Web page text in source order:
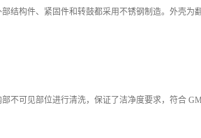
结构件、紧固件和转鼓都采用不锈钢制造。外壳为
不可见部位进行清洗，保证了洁净度要求，符合